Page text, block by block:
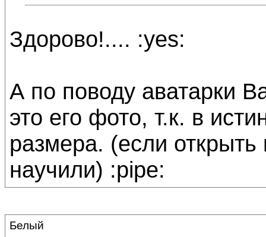
Здорово!.... :yes:
А по поводу аватарки
это его фото, т.к. в
размера. (если
научили) :pipe:
Белый